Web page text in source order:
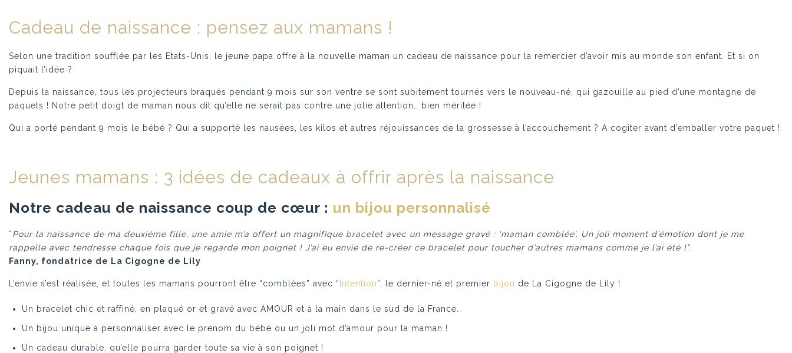
Cadeau de naissance : pensez aux mamans !
Selon une tradition soufflée par les Etats-Unis, le jeune papa offre à la nouvelle maman un cadeau de naissance pour la remercier d’avoir mis au monde son enfant. Et si on
piquait l’idée ?
Depuis la naissance, tous les projecteurs braqués pendant 9 mois sur son ventre se sont subitement tournés vers le nouveau-né, qui gazouille au pied d’une montagne de
paquets ! Notre petit doigt de maman nous dit qu’elle ne serait pas contre une jolie attention… bien méritée !
Qui a porté pendant 9 mois le bébé ? Qui a supporté les nausées, les kilos et autres réjouissances de la grossesse à l’accouchement ? A cogiter avant d’emballer votre paquet !
Jeunes mamans : 3 idées de cadeaux à offrir après la naissance
Notre cadeau de naissance coup de cœur : un bijou personnalisé
“Pour la naissance de ma deuxième fille, une amie m’a offert un magnifique bracelet avec un message gravé : ‘maman comblée’. Un joli moment d’émotion dont je me
rappelle avec tendresse chaque fois que je regarde mon poignet ! J’ai eu envie de re-créer ce bracelet pour toucher d’autres mamans comme je l’ai été !”.
Fanny, fondatrice de La Cigogne de Lily
L’envie s’est réalisée, et toutes les mamans pourront être “comblées” avec “Intention”, le dernier-né et premier bijou de La Cigogne de Lily !
Un bracelet chic et raffiné, en plaqué or et gravé avec AMOUR et à la main dans le sud de la France.
Un bijou unique à personnaliser avec le prénom du bébé ou un joli mot d’amour pour la maman !
Un cadeau durable, qu’elle pourra garder toute sa vie à son poignet !